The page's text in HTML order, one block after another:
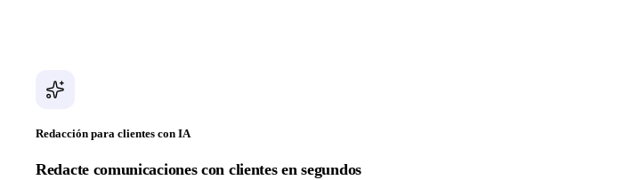
Redacción para clientes con IA
Redacte comunicaciones con clientes en segundos